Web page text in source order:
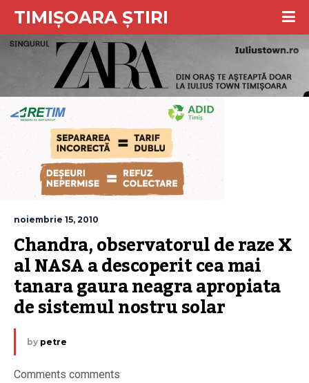
TIMIȘOARA ȘTIRI
noiembrie 15, 2010
Chandra, observatorul de raze X
al NASA a descoperit cea mai
tanara gaura neagra apropiata
de sistemul nostru solar
by petre
Comments comments